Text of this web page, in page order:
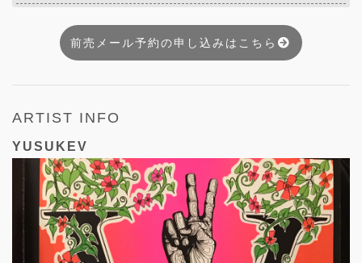
前売メール予約の申し込みはこちら
ARTIST INFO
YUSUKEV